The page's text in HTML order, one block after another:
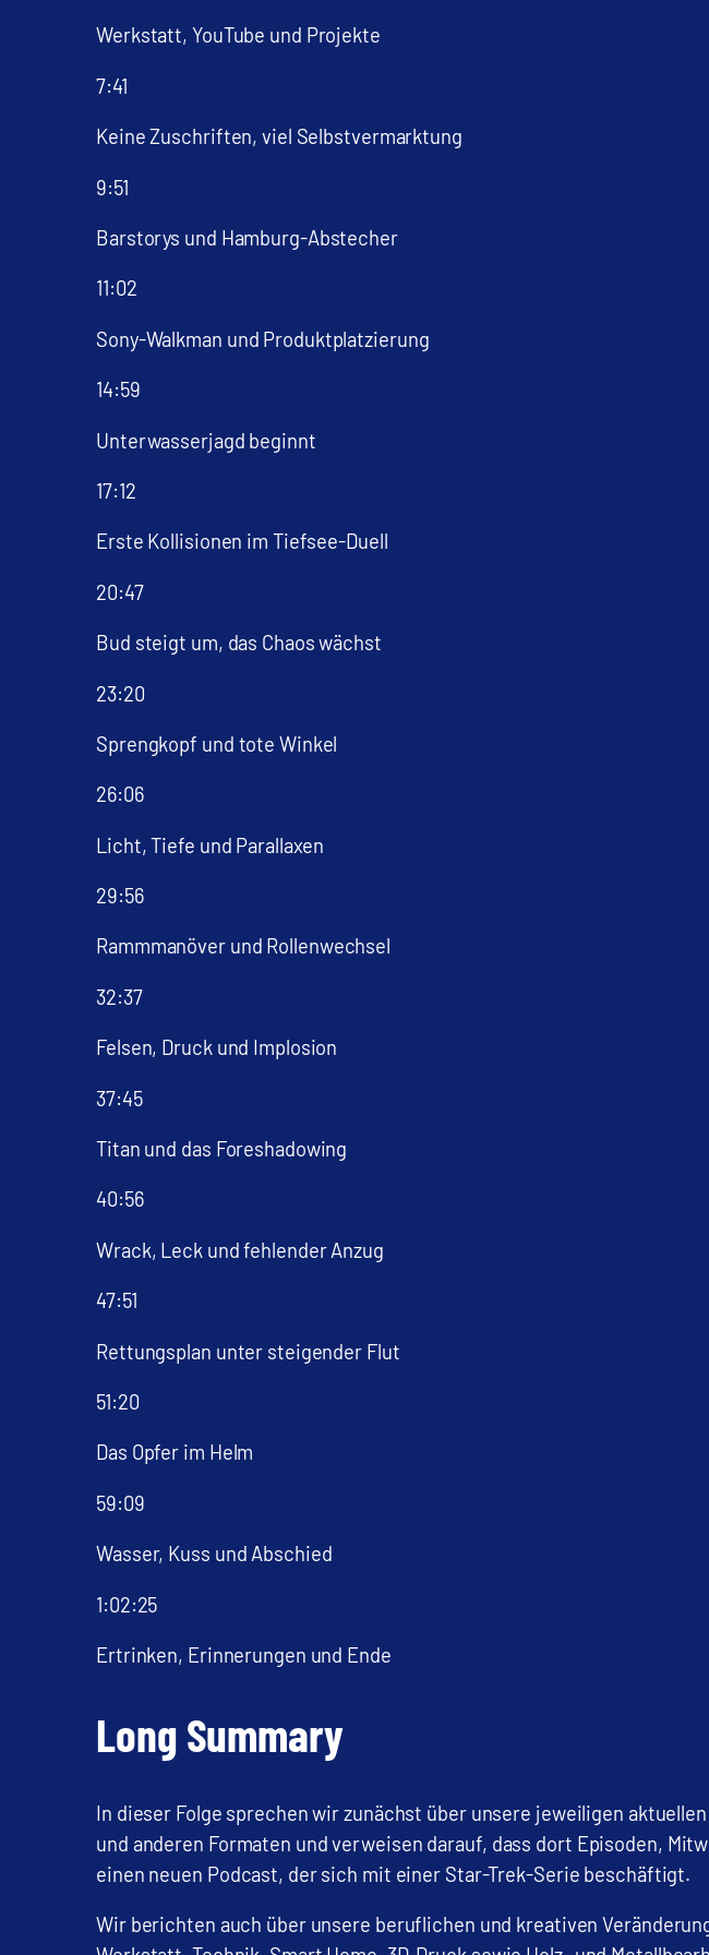
Werkstatt, YouTube und Projekte
7:41
Keine Zuschriften, viel Selbstvermarktung
9:51
Barstorys und Hamburg-Abstecher
11:02
Sony-Walkman und Produktplatzierung
14:59
Unterwasserjagd beginnt
17:12
Erste Kollisionen im Tiefsee-Duell
20:47
Bud steigt um, das Chaos wächst
23:20
Sprengkopf und tote Winkel
26:06
Licht, Tiefe und Parallaxen
29:56
Rammmanöver und Rollenwechsel
32:37
Felsen, Druck und Implosion
37:45
Titan und das Foreshadowing
40:56
Wrack, Leck und fehlender Anzug
47:51
Rettungsplan unter steigender Flut
51:20
Das Opfer im Helm
59:09
Wasser, Kuss und Abschied
1:02:25
Ertrinken, Erinnerungen und Ende
Long Summary
In dieser Folge sprechen wir zunächst über unsere jeweiligen
und anderen Formaten und verweisen darauf, dass dort Episoden,
einen neuen Podcast, der sich mit einer Star-Trek-Serie beschäftigt.
Wir berichten auch über unsere beruflichen und kreativen